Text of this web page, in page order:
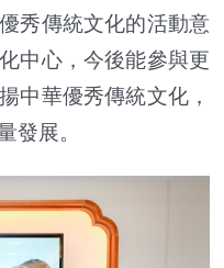
秀傳統文化的活動意
中心，今後能參與更
中華優秀傳統文化，
發展。